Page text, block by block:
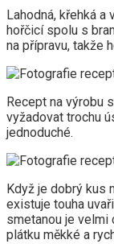
Lahodná, křehká
hořčicí spolu s
na přípravu, takže
Recept na výrobu
vyžadovat trochu
jednoduché.
Když je dobrý kus
existuje touha
smetanou je velmi
plátku měkké a